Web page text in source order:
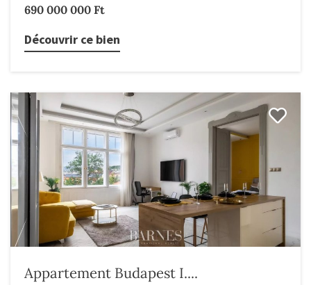
690 000 000 Ft
Découvrir ce bien
Appartement Budapest I....